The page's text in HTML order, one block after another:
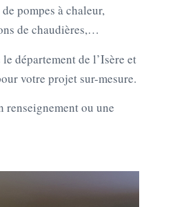
pompes à chaleur,
de chaudières,…
département de l’Isère et
votre projet sur-mesure.
renseignement ou une